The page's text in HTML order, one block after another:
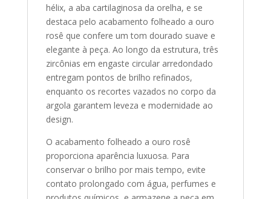
hélix, a aba cartilaginosa da orelha, e se
destaca pelo acabamento folheado a ouro
rosê que confere um tom dourado suave e
elegante à peça. Ao longo da estrutura, três
zircônias em engaste circular arredondado
entregam pontos de brilho refinados,
enquanto os recortes vazados no corpo da
argola garantem leveza e modernidade ao
design.
O acabamento folheado a ouro rosê
proporciona aparência luxuosa. Para
conservar o brilho por mais tempo, evite
contato prolongado com água, perfumes e